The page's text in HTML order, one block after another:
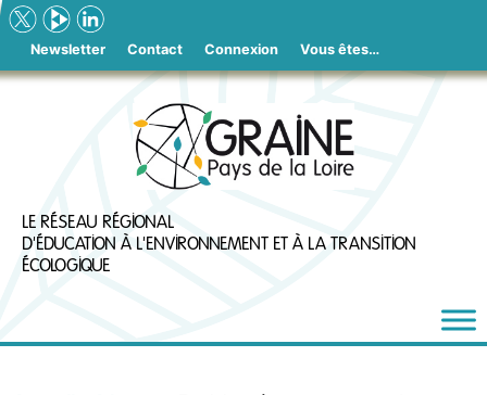
Skip
to
Newsletter Contact Connexion Vous êtes…
LE RÉSEAU RÉGIONAL
D'ÉDUCATION À L'ENVIRONNEMENT ET À LA TRANSITION
ÉCOLOGIQUE